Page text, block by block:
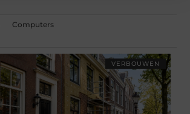
Computers
VERBOUWEN